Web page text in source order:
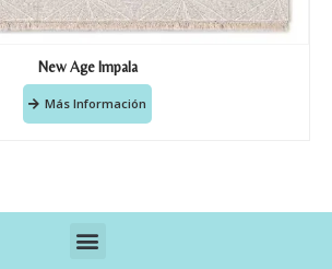
New Age Impala
Más Información